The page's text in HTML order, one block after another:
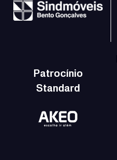
Patrocínio
Standard